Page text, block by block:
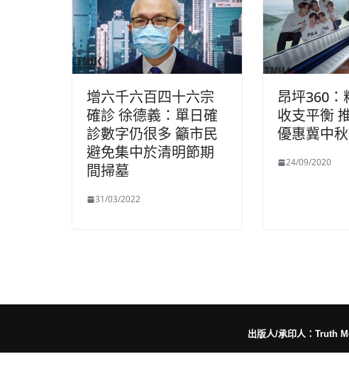
增六千六百四十六宗
確診 徐德義：單日確
診數字仍很多 籲市民
避免集中於清明節期
間掃墓
31/03/2022
昂坪360：
收支平衡
優惠冀中
24/09/2020
出版人/承印人：Truth